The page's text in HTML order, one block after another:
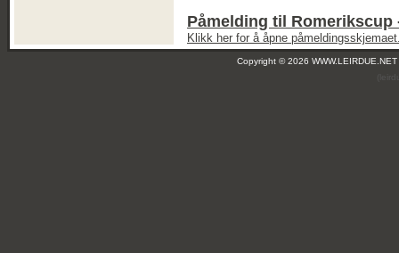
Påmelding til Romerikscup
Klikk her for å åpne
Copyright © 2026